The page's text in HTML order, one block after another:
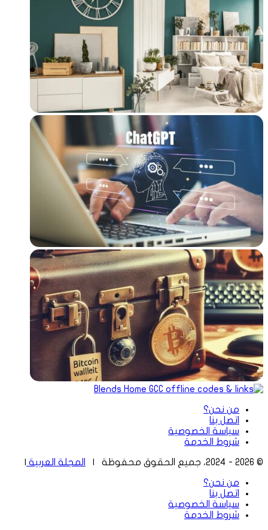
من نحن؟
اتصل بنا
سياسة الخصوصية
شروط الخدمة
© 2026 - 2024، جميع الحقوق محفوظة | المجلة العربية
من نحن؟
اتصل بنا
سياسة الخصوصية
شروط الخدمة